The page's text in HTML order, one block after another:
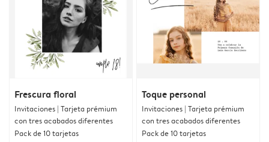
Frescura floral
Invitaciones | Tarjeta prémium
con tres acabados diferentes
Pack de 10 tarjetas
Toque personal
Invitaciones | Tarjeta prémium
con tres acabados diferentes
Pack de 10 tarjetas